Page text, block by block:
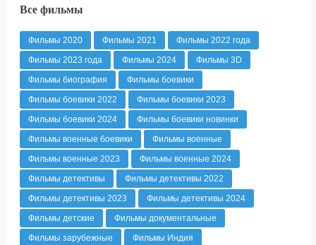
Все фильмы
Фильмы 2020 Фильмы 2021
Фильмы 2022 года
Фильмы 2023 года
Фильмы 2024
Фильмы 3D
Фильмы биография
Фильмы боевики
Фильмы боевики 2022
Фильмы боевики 2023
Фильмы боевики 2024
Фильмы боевики новинки
Фильмы военные боевики
Фильмы военные
Фильмы военные 2023
Фильмы военные 2024
Фильмы детективы
Фильмы детективы 2022
Фильмы детективы 2023
Фильмы детективы 2024
Фильмы детские
Фильмы документальные
Фильмы зарубежные
Фильмы Индия